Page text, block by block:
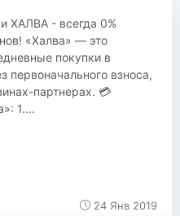
ХАЛВА - всегда 0%
«Халва» — это
покупки в
первоначального взноса,
партнерах. 💳
1....
24 Янв 2019